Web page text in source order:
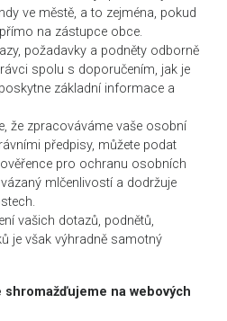
ve městě, a to zejména, pokud
na zástupce obce.
požadavky a podněty odborně
spolu s doporučením, jak je
základní informace a
že zpracováváme vaše osobní
předpisy, můžete podat
pro ochranu osobních
mlčenlivostí a dodržuje
vašich dotazů, podnětů,
je však výhradně samotný
na webových